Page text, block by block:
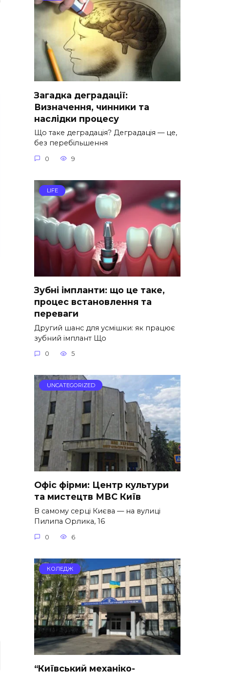
Загадка деградації:
Визначення, чинники та
наслідки процесу
Що таке деградація? Деградація — це,
без перебільшення
0 9
LIFE
Зубні імпланти: що це таке,
процес встановлення та
переваги
Другий шанс для усмішки: як працює
зубний імплант Що
0 5
UNCATEGORIZED
Офіс фірми: Центр культури
та мистецтв МВС Київ
В самому серці Києва — на вулиці
Пилипа Орлика, 16
0 6
КОЛЕДЖ
“Київський механіко-